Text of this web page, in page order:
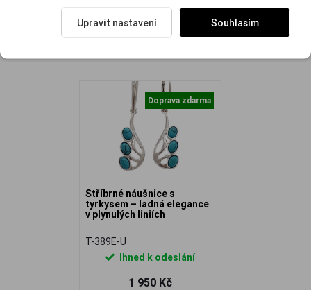
NAPOSLEDY ZOBRAZENÉ
Doprava zdarma
Stříbrné náušnice s
tyrkysem – ladná elegance
v plynulých liniích
T-389E-U
Ihned k odeslání
1 950 Kč
Upravit nastavení Souhlasím